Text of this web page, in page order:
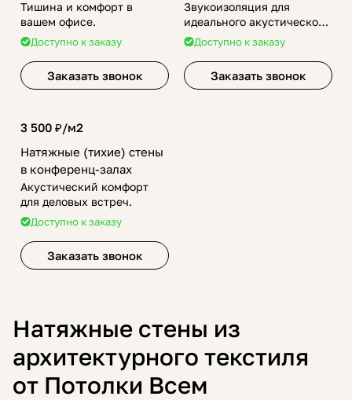
Тишина и комфорт в
вашем офисе.
Доступно к заказу
Заказать звонок
Звукоизоляция для
идеального акустического
комфорта.
Доступно к заказу
Заказать звонок
3 500 ₽/м2
Натяжные (тихие) стены
в конференц-залах
Акустический комфорт
для деловых встреч.
Доступно к заказу
Заказать звонок
Натяжные стены из
архитектурного текстиля
от Потолки Всем